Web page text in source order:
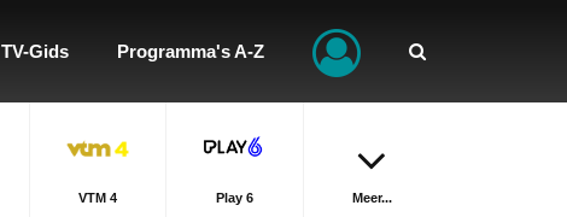
TV-Gids Programma's A-Z
VTM 4 Play 6 Meer...